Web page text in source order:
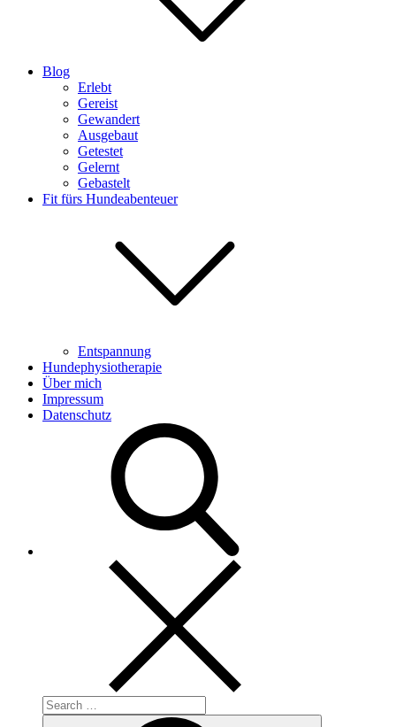
Blog
Erlebt
Gereist
Gewandert
Ausgebaut
Getestet
Gelernt
Gebastelt
Fit fürs Hundeabenteuer
Entspannung
Hundephysiotherapie
Über mich
Impressum
Datenschutz
Search
for: